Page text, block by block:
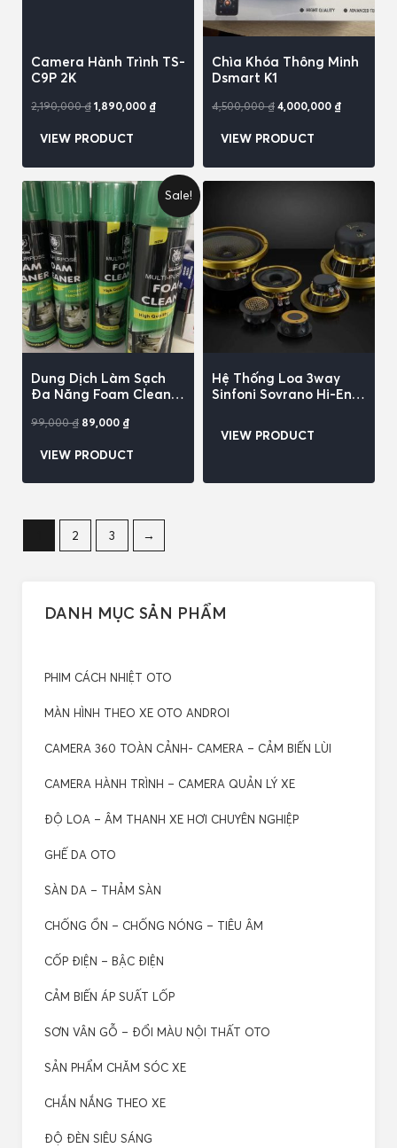
Camera Hành Trình TS-
C9P 2K
2,190,000₫ 1,890,000 ₫
VIEW PRODUCT
Chìa Khóa Thông Minh
Dsmart K1
4,500,000₫ 4,000,000 ₫
VIEW PRODUCT
Sale!
Dung Dịch Làm Sạch
Đa Năng Foam Cleaner
99,000₫ 89,000 ₫
VIEW PRODUCT
Hệ Thống Loa 3way
Sinfoni Sovrano Hi-End
VIEW PRODUCT
2 3 →
DANH MỤC SẢN PHẨM
PHIM CÁCH NHIỆT OTO
MÀN HÌNH THEO XE OTO ANDROI
CAMERA 360 TOÀN CẢNH- CAMERA – CẢM BIẾN LÙI
CAMERA HÀNH TRÌNH – CAMERA QUẢN LÝ XE
ĐỘ LOA – ÂM THANH XE HƠI CHUYÊN NGHIỆP
GHẾ DA OTO
SÀN DA – THẢM SÀN
CHỐNG ỒN – CHỐNG NÓNG – TIÊU ÂM
CỐP ĐIỆN – BẬC ĐIỆN
CẢM BIẾN ÁP SUẤT LỐP
SƠN VÂN GỖ – ĐỔI MÀU NỘI THẤT OTO
SẢN PHẨM CHĂM SÓC XE
CHẮN NẮNG THEO XE
ĐỘ ĐÈN SIÊU SÁNG